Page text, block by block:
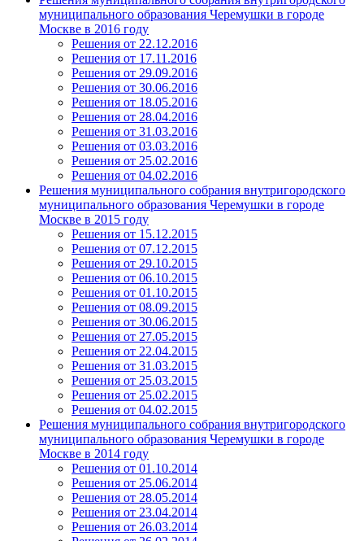
муниципального образования Черемушки в городе
Москве в 2016 году
Решения от 22.12.2016
Решения от 17.11.2016
Решения от 29.09.2016
Решения от 30.06.2016
Решения от 18.05.2016
Решения от 28.04.2016
Решения от 31.03.2016
Решения от 03.03.2016
Решения от 25.02.2016
Решения от 04.02.2016
Решения муниципального собрания внутригородского
муниципального образования Черемушки в городе
Москве в 2015 году
Решения от 15.12.2015
Решения от 07.12.2015
Решения от 29.10.2015
Решения от 06.10.2015
Решения от 01.10.2015
Решения от 08.09.2015
Решения от 30.06.2015
Решения от 27.05.2015
Решения от 22.04.2015
Решения от 31.03.2015
Решения от 25.03.2015
Решения от 25.02.2015
Решения от 04.02.2015
Решения муниципального собрания внутригородского
муниципального образования Черемушки в городе
Москве в 2014 году
Решения от 01.10.2014
Решения от 25.06.2014
Решения от 28.05.2014
Решения от 23.04.2014
Решения от 26.03.2014